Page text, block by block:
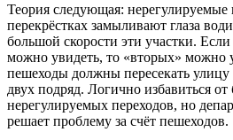
Теория следующая: нерегулируемые
перекрёстках замыливают глаза
большой скорости эти участки.
можно увидеть, то «вторых» можно
пешеходы должны пересекать улицу
двух подряд. Логично избавиться
нерегулируемых переходов, но
решает проблему за счёт пешеходов.